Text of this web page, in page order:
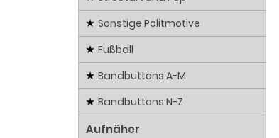
Sonstige Politmotive
Fußball
Bandbuttons A-M
Bandbuttons N-Z
Aufnäher